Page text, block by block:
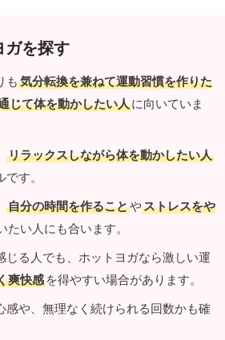
ガを探す
も 気分転換を兼ねて運動習慣を作りた
じて体を動かしたい人に向いていま
リラックスしながら体を動かしたい人
す。
自分の時間を作ることやストレスをや
たい人にも合います。
じる人でも、ホットヨガなら激しい運
爽快感 を得やすい場合があります。
感や、無理なく続けられる回数かも確